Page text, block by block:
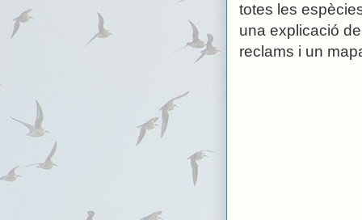
totes les
una explicació
reclams i un